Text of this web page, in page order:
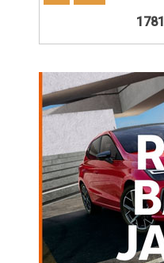
1781